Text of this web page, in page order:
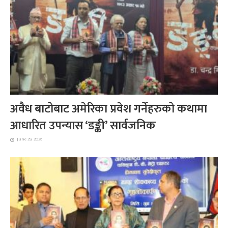
अवैध बाटोबाट अमेरिका प्रवेश गर्नेहरुको कथामा
आधारित उपन्यास ‘डङ्की’ सार्वजनिक
June 29, 2026